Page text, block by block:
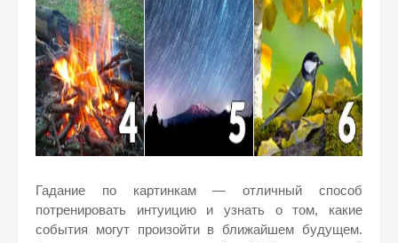
Гадание по картинкам — отличный способ
потренировать интуицию и узнать о том, какие
события могут произойти в ближайшем будущем.